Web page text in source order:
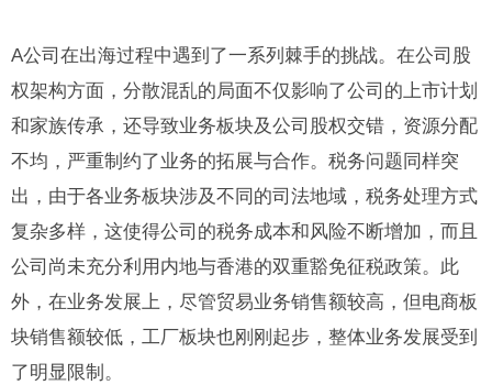
A公司在出海过程中遇到了一系列棘手的挑战。在公司股
权架构方面，分散混乱的局面不仅影响了公司的上市计划
和家族传承，还导致业务板块及公司股权交错，资源分配
不均，严重制约了业务的拓展与合作。税务问题同样突
出，由于各业务板块涉及不同的司法地域，税务处理方式
复杂多样，这使得公司的税务成本和风险不断增加，而且
公司尚未充分利用内地与香港的双重豁免征税政策。此
外，在业务发展上，尽管贸易业务销售额较高，但电商板
块销售额较低，工厂板块也刚刚起步，整体业务发展受到
了明显限制。